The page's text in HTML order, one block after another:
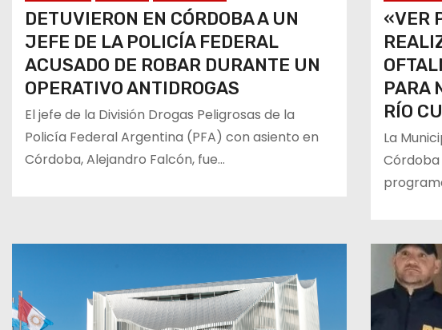
DETUVIERON EN CÓRDOBA A UN
JEFE DE LA POLICÍA FEDERAL
ACUSADO DE ROBAR DURANTE UN
OPERATIVO ANTIDROGAS
El jefe de la División Drogas Peligrosas de la
Policía Federal Argentina (PFA) con asiento en
Córdoba, Alejandro Falcón, fue…
«VER
PARA
RÍO
La